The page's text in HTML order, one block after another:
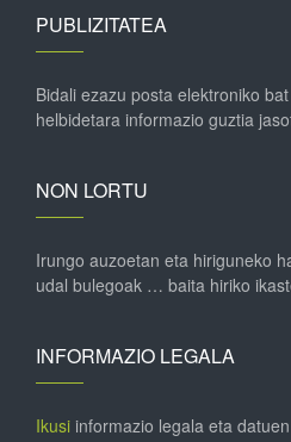
PUBLIZITATEA
Bidali ezazu posta elektroniko bat
helbidetara informazio guztia
NON LORTU
Irungo auzoetan eta hiriguneko
udal bulegoak … baita hiriko
INFORMAZIO LEGALA
Ikusi informazio legala eta